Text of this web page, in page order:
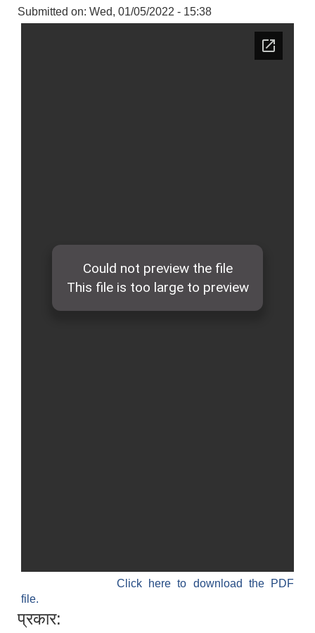
Submitted on: Wed, 01/05/2022 - 15:38
Click here to download the PDF
file.
प्रकार: